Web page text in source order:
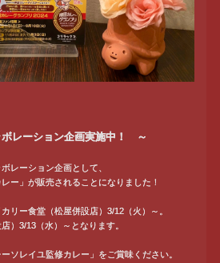
レーション企画実施中！ ～
レーション企画として、
ー」が販売されることになりました！
リー食堂（松屋併設店）3/12（火）～。
）3/13（水）～となります。
ソレイユ監修カレー」をご賞味ください。